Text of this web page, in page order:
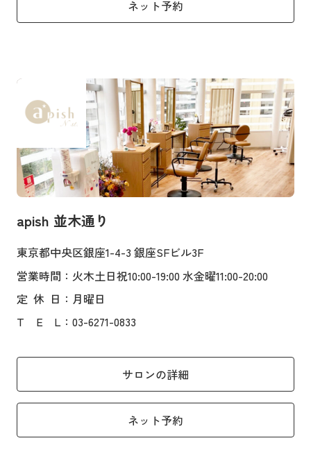
ネット予約
apish 並木通り
東京都中央区銀座1-4-3 銀座SFビル3F
営業時間 ：火木土日祝10:00-19:00 水金曜11:00-20:00
定 休 日 ：月曜日
T
E L ：03-6271-0833
サロンの詳細
ネット予約